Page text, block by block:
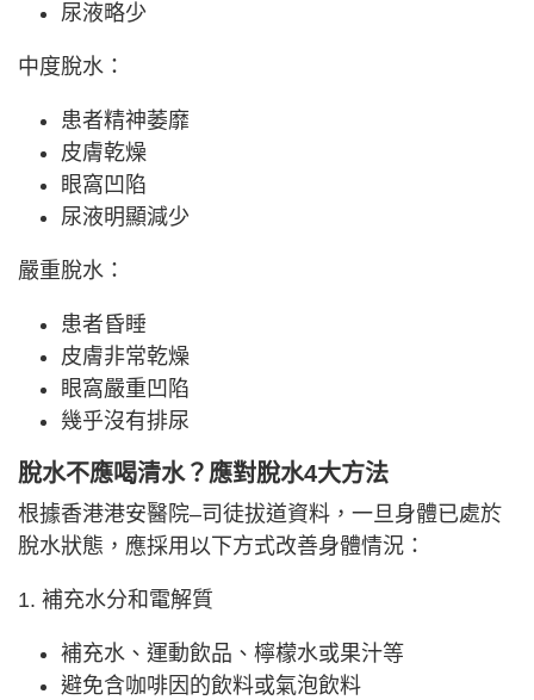
尿液略少
中度脫水：
患者精神萎靡
皮膚乾燥
眼窩凹陷
尿液明顯減少
嚴重脫水：
患者昏睡
皮膚非常乾燥
眼窩嚴重凹陷
幾乎沒有排尿
脫水不應喝清水？應對脫水4大方法
根據香港港安醫院–司徒拔道資料，一旦身體已處於
脫水狀態，應採用以下方式改善身體情況：
1. 補充水分和電解質
補充水、運動飲品、檸檬水或果汁等
避免含咖啡因的飲料或氣泡飲料